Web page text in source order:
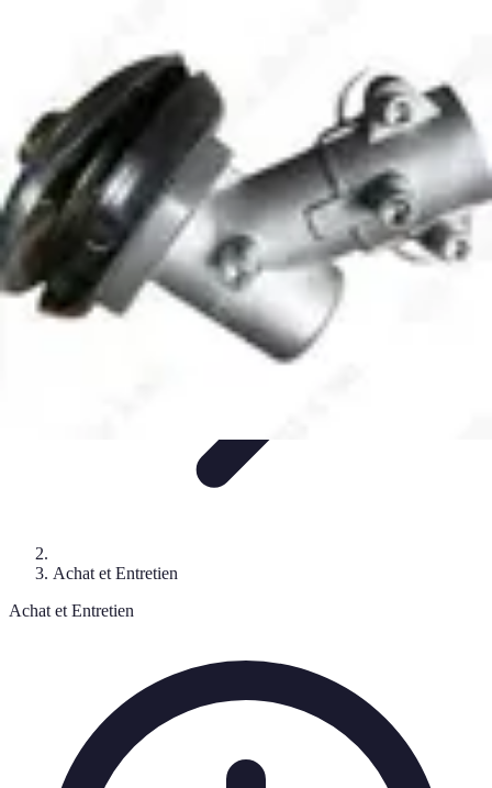
Comparatifs
Pièces Agricoles
Achat et Entretien
Achat et Entretien